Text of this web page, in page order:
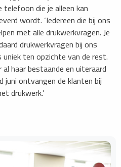
die je alleen kan
wordt. ‘Iedereen die bij ons
met alle drukwerkvragen. Je
drukwerkvragen bij ons
ten opzichte van de rest.
haar bestaande en uiteraard
juni ontvangen de klanten bij
drukwerk.’